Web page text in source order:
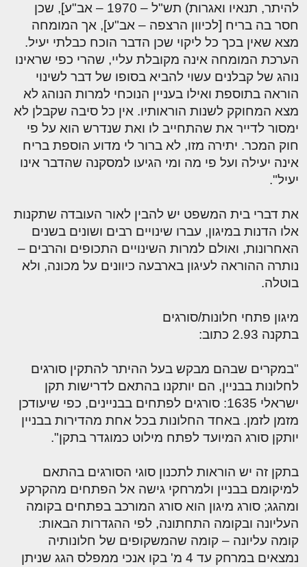
להיתר, תנאיו ואגרות) תש"ל – 1970 – אב"ע], שכן
חסר בה בריח [לכיוון הרצפה – אב"ע], אך המומחה
מצא שאין בכך כל ליקוי שכן הדבר הוכח כבלתי יעיל.
הערכת המומחה אינה מקובלת עליי, שהרי כפי שראינו
נוהג של קבלנים עשוי להביא בסופו של דבר לשינוי
הוראה בתוספת ואילו בעניין הנוכחי למרות הנוהג לא
מצא המחוקק לשנות הוראותיו. אין כל סיבה שקבלן לא
ימסור לדייר את שהתחייב לו ואת שנדרש הוא על פי
חוק המכר. יתירה מזו, לא ברור לי מדוע הוספת בריח
אינה יעילה ועל פי מה ומי הגיעו למסקנה שהדבר אינו
יעיל".
את דברי בית המשפט יש להבין לאור העובדה שתקנות
אלו הדנות במיגון, עברו שינויים רבים ושונים בשנים
האחרונות, ואולם למרות השינויים התכופים והרבים –
נותרה ההוראה לעיגון בארבעה כיוונים על מכונה, ולא
בוטלה.
מיגון פתחי חלונות/סורגים
בתקנה 2.93 כתוב:
"במקרים שבהם מבקש בעל ההיתר להתקין סורגים
לחלונות בבניין, הם יותקנו בהתאם לדרישות תקן
ישראלי 1635: סורגים לפתחים בבניינים, כפי שיעודכן
מזמן לזמן. באחד החלונות בכל אחת מהדירות בבניין
יותקן סורג המיועד לפתח מילוט כמוגדר בתקן".
בתקן זה יש הוראות לתכנון סוגי הסורגים בהתאם
למיקומם בבניין ולמרחקי גישה אל הפתחים מהקרקע
ומהגג; סורג מיגון הוא סורג המורכב בפתחים בקומה
העליונה ובקומה התחתונה, לפי ההגדרות הבאות:
קומה עליונה – קומה שהמשקופים של חלונותיה
נמצאים במרחק עד 4 מ' בקו אנכי ממפלס הגג שניתן